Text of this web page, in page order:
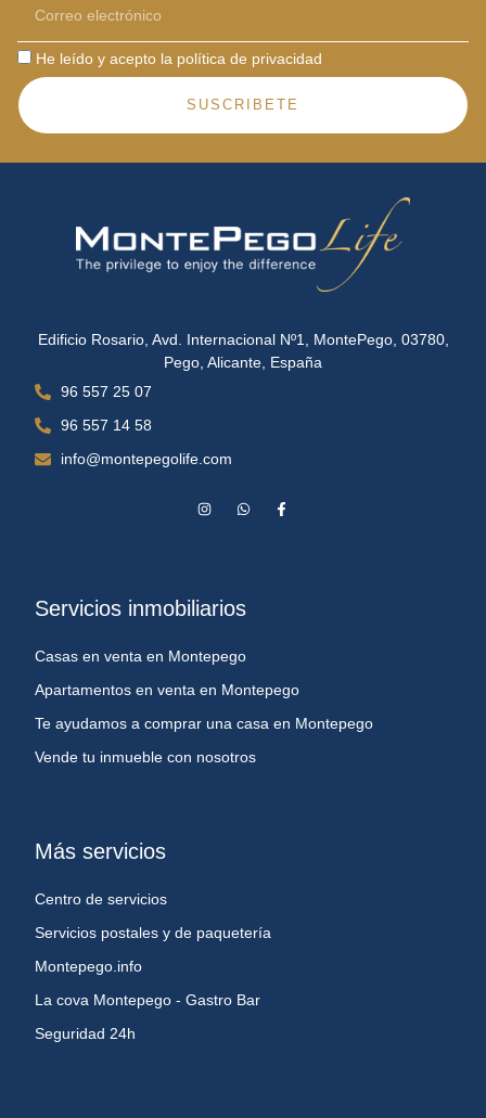
He leído y acepto la política de privacidad
SUSCRIBETE
Edificio Rosario, Avd. Internacional Nº1, MontePego, 03780,
Pego, Alicante, España
96 557 25 07
96 557 14 58
info@montepegolife.com
Servicios inmobiliarios
Casas en venta en Montepego
Apartamentos en venta en Montepego
Te ayudamos a comprar una casa en Montepego
Vende tu inmueble con nosotros
Más servicios
Centro de servicios
Servicios postales y de paquetería
Montepego.info
La cova Montepego - Gastro Bar
Seguridad 24h